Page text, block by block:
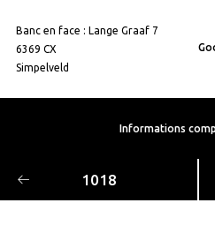
Banc en face : Lange Graaf 7
6369 CX
Simpelveld
Informations
1018